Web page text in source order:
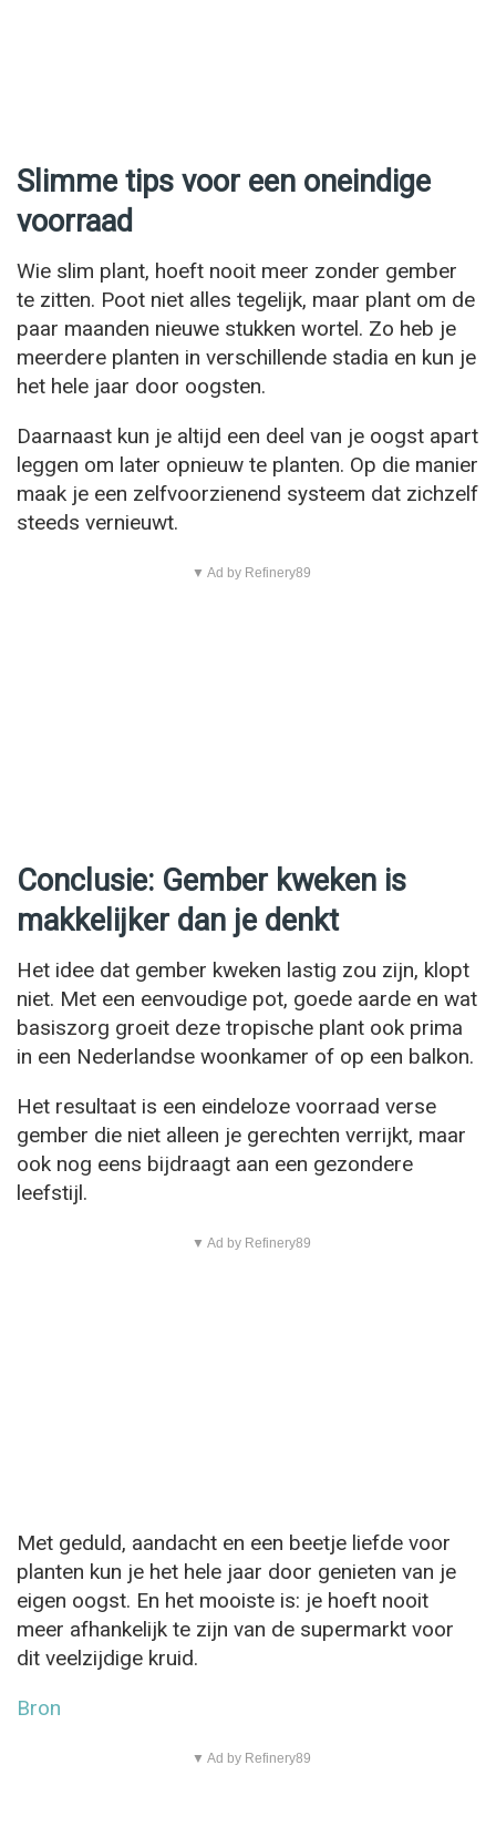
Slimme tips voor een oneindige
voorraad
Wie slim plant, hoeft nooit meer zonder gember
te zitten. Poot niet alles tegelijk, maar plant om de
paar maanden nieuwe stukken wortel. Zo heb je
meerdere planten in verschillende stadia en kun je
het hele jaar door oogsten.
Daarnaast kun je altijd een deel van je oogst apart
leggen om later opnieuw te planten. Op die manier
maak je een zelfvoorzienend systeem dat zichzelf
steeds vernieuwt.
▼ Ad by Refinery89
Conclusie: Gember kweken is
makkelijker dan je denkt
Het idee dat gember kweken lastig zou zijn, klopt
niet. Met een eenvoudige pot, goede aarde en wat
basiszorg groeit deze tropische plant ook prima
in een Nederlandse woonkamer of op een balkon.
Het resultaat is een eindeloze voorraad verse
gember die niet alleen je gerechten verrijkt, maar
ook nog eens bijdraagt aan een gezondere
leefstijl.
▼ Ad by Refinery89
Met geduld, aandacht en een beetje liefde voor
planten kun je het hele jaar door genieten van je
eigen oogst. En het mooiste is: je hoeft nooit
meer afhankelijk te zijn van de supermarkt voor
dit veelzijdige kruid.
Bron
▼ Ad by Refinery89